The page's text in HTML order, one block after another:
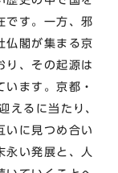
です。一方、邪
仏閣が集まる京
り、その起源は
ます。京都・
えるに当たり、
いに見つめ合い
永い発展と、人